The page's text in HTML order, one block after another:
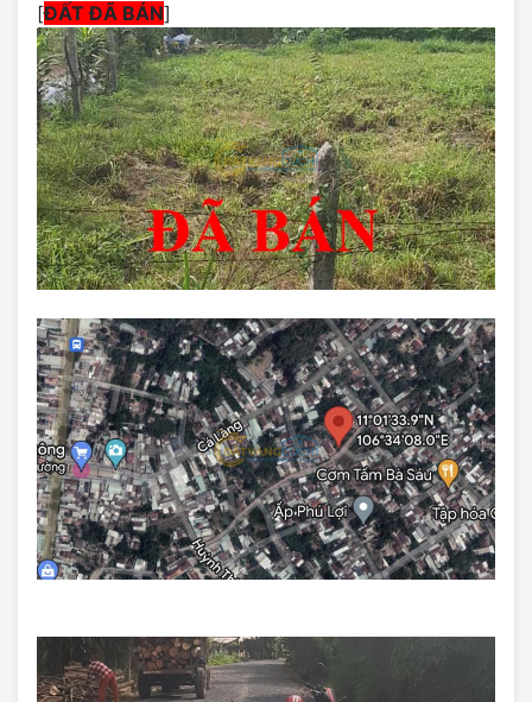
[ĐẤT ĐÃ BÁN]